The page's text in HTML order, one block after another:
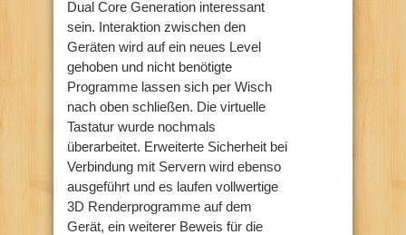
Dual Core Generation interessant
sein. Interaktion zwischen den
Geräten wird auf ein neues Level
gehoben und nicht benötigte
Programme lassen sich per Wisch
nach oben schließen. Die virtuelle
Tastatur wurde nochmals
überarbeitet. Erweiterte Sicherheit bei
Verbindung mit Servern wird ebenso
ausgeführt und es laufen vollwertige
3D Renderprogramme auf dem
Gerät, ein weiterer Beweis für die